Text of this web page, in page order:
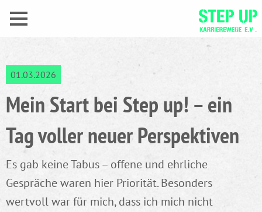
01.03.2026
Mein Start bei Step up! – ein
Tag voller neuer Perspektiven
Es gab keine Tabus – offene und ehrliche
Gespräche waren hier Priorität. Besonders
wertvoll war für mich, dass ich mich nicht